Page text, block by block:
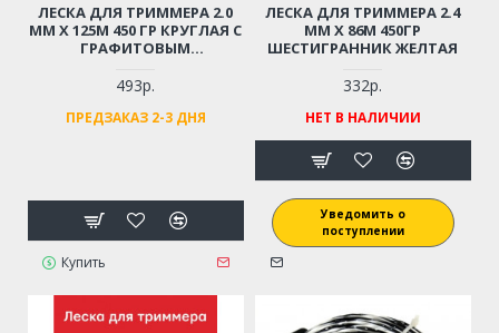
ЛЕСКА ДЛЯ ТРИММЕРА 2.0
ММ Х 125М 450 ГР КРУГЛАЯ С
ГРАФИТОВЫМ
493р.
ПРЕДЗАКАЗ 2-3 ДНЯ
Купить
ЛЕСКА ДЛЯ ТРИММЕРА 2.4
ММ X 86М 450ГР
ШЕСТИГРАННИК ЖЕЛТАЯ
332р.
НЕТ В НАЛИЧИИ
Уведомить о
поступлении